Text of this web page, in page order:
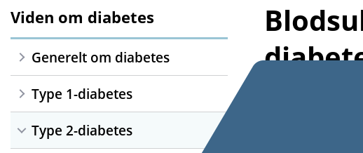
Viden om diabetes
Generelt om diabetes
Type 1-diabetes
Type 2-diabetes
Ved at
klogere på,
mad, fysisk